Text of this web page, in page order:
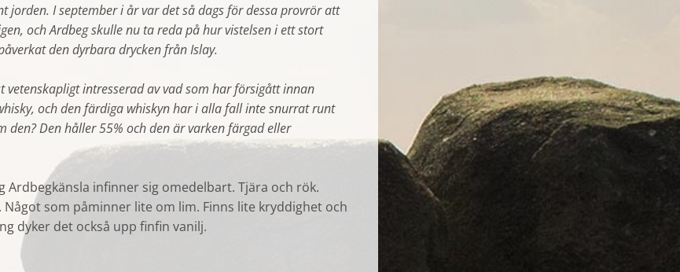
jorden. I september i år var det så dags för dessa provrör att
och Ardbeg skulle nu ta reda påhur vistelsen i ett stort
den dyrbara drycken från Islay.
vetenskapligt intresserad av vad som har försigått innan
och den färdiga whiskyn har i alla fall inte snurrat runt
den? Den håller 55% och den är varken färgad eller
Ardbegkänsla infinner sig omedelbart. Tjära och rök.
Något som påminner lite om lim. Finns lite kryddighet och
dyker det också upp finfin vanilj.